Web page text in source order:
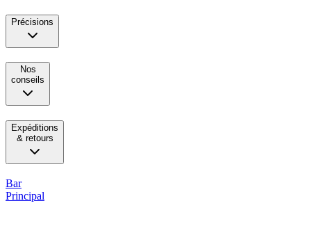
Précisions
Nos
conseils
Expéditions
& retours
Bar
Principal